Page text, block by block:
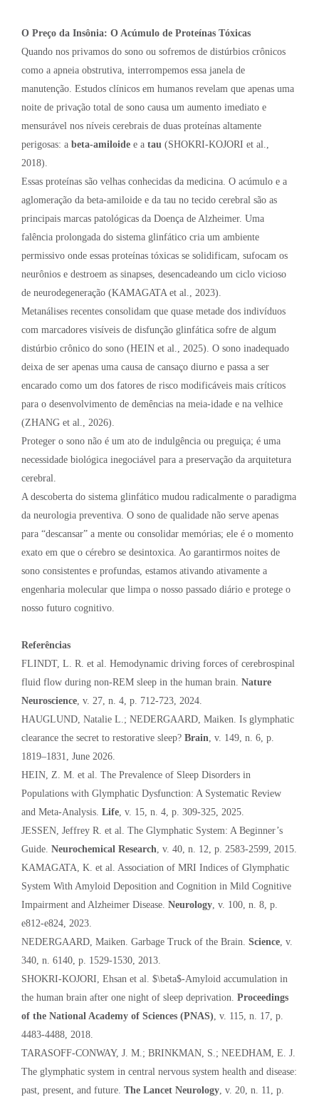
O Preço da Insônia: O Acúmulo de Proteínas Tóxicas
Quando nos privamos do sono ou sofremos de distúrbios crônicos
como a apneia obstrutiva, interrompemos essa janela de
manutenção. Estudos clínicos em humanos revelam que apenas uma
noite de privação total de sono causa um aumento imediato e
mensurável nos níveis cerebrais de duas proteínas altamente
perigosas: a beta-amiloide e a tau (SHOKRI-KOJORI et al.,
2018).
Essas proteínas são velhas conhecidas da medicina. O acúmulo e a
aglomeração da beta-amiloide e da tau no tecido cerebral são as
principais marcas patológicas da Doença de Alzheimer. Uma
falência prolongada do sistema glinfático cria um ambiente
permissivo onde essas proteínas tóxicas se solidificam, sufocam os
neurônios e destroem as sinapses, desencadeando um ciclo vicioso
de neurodegeneração (KAMAGATA et al., 2023).
Metanálises recentes consolidam que quase metade dos indivíduos
com marcadores visíveis de disfunção glinfática sofre de algum
distúrbio crônico do sono (HEIN et al., 2025). O sono inadequado
deixa de ser apenas uma causa de cansaço diurno e passa a ser
encarado como um dos fatores de risco modificáveis mais críticos
para o desenvolvimento de demências na meia-idade e na velhice
(ZHANG et al., 2026).
Proteger o sono não é um ato de indulgência ou preguiça; é uma
necessidade biológica inegociável para a preservação da arquitetura
cerebral.
A descoberta do sistema glinfático mudou radicalmente o paradigma
da neurologia preventiva. O sono de qualidade não serve apenas
para “descansar” a mente ou consolidar memórias; ele é o momento
exato em que o cérebro se desintoxica. Ao garantirmos noites de
sono consistentes e profundas, estamos ativando ativamente a
engenharia molecular que limpa o nosso passado diário e protege o
nosso futuro cognitivo.
Referências
FLINDT, L. R. et al. Hemodynamic driving forces of cerebrospinal
fluid flow during non-REM sleep in the human brain. Nature
Neuroscience , v. 27, n. 4, p. 712-723, 2024.
HAUGLUND, Natalie L.; NEDERGAARD, Maiken. Is glymphatic
clearance the secret to restorative sleep? Brain , v. 149, n. 6, p.
1819–1831, June 2026.
HEIN, Z. M. et al. The Prevalence of Sleep Disorders in
Populations with Glymphatic Dysfunction: A Systematic Review
and Meta-Analysis. Life , v. 15, n. 4, p. 309-325, 2025.
JESSEN, Jeffrey R. et al. The Glymphatic System: A Beginner’s
Guide. Neurochemical Research , v. 40, n. 12, p. 2583-2599, 2015.
KAMAGATA, K. et al. Association of MRI Indices of Glymphatic
System With Amyloid Deposition and Cognition in Mild Cognitive
Impairment and Alzheimer Disease. Neurology , v. 100, n. 8, p.
e812-e824, 2023.
NEDERGAARD, Maiken. Garbage Truck of the Brain. Science , v.
340, n. 6140, p. 1529-1530, 2013.
SHOKRI-KOJORI, Ehsan et al. $\beta$-Amyloid accumulation in
the human brain after one night of sleep deprivation. Proceedings
of the National Academy of Sciences (PNAS) , v. 115, n. 17, p.
4483-4488, 2018.
TARASOFF-CONWAY, J. M.; BRINKMAN, S.; NEEDHAM, E. J.
The glymphatic system in central nervous system health and disease:
past, present, and future. The Lancet Neurology , v. 20, n. 11, p.